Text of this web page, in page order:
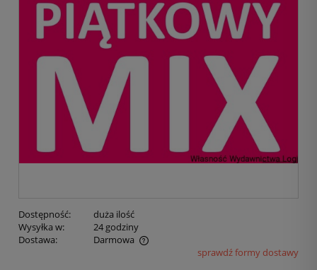
Dostępność:
duża ilość
Wysyłka w:
24 godziny
Dostawa:
Darmowa
sprawdź formy dostawy